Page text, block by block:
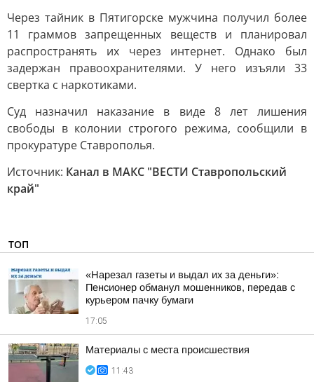
Через тайник в Пятигорске мужчина получил более
11 граммов запрещенных веществ и планировал
распространять их через интернет. Однако был
задержан правоохранителями. У него изъяли 33
свертка с наркотиками.
Суд назначил наказание в виде 8 лет лишения
свободы в колонии строгого режима, сообщили в
прокуратуре Ставрополья.
Источник: Канал в МАКС "ВЕСТИ Ставропольский
край"
ТОП
«Нарезал газеты и выдал их за деньги»:
Пенсионер обманул мошенников, передав с
курьером пачку бумаги
17:05
Материалы с места происшествия
11:43